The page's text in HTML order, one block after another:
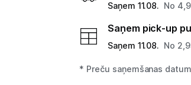
Atmiņas karšu lasītāji
Saņem 11.08. No
Saņem pick-up
Saņem 11.08. No
* Preču saņemšanas